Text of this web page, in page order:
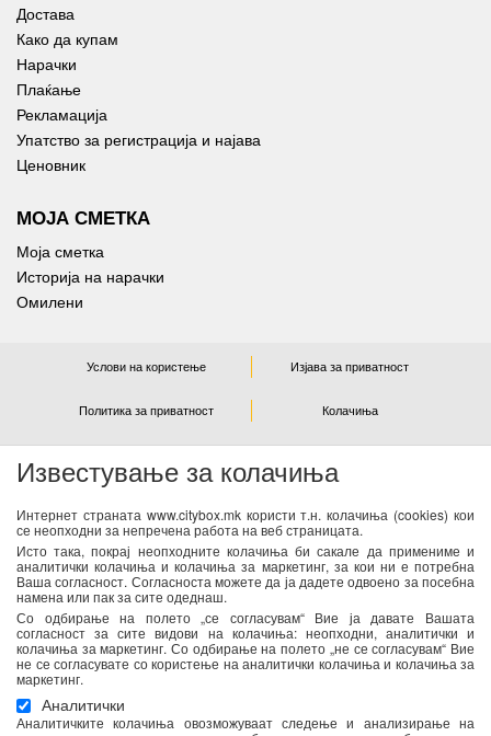
Известување за колачиња
Интернет страната www.citybox.mk користи т.н. колачиња (cookies) кои
се неопходни за непречена работа на веб страницата.
Исто така, покрај неопходните колачиња би сакале да примениме и
аналитички колачиња и колачиња за маркетинг, за кои ни е потребна
Ваша согласност. Согласноста можете да ја дадете одвоено за посебна
намена или пак за сите одеднаш.
Со одбирање на полето „се согласувам“ Вие ја давате Вашата
согласност за сите видови на колачиња: неопходни, аналитички и
колачиња за маркетинг. Со одбирање на полето „не се согласувам“ Вие
не се согласувате со користење на аналитички колачиња и колачиња за
маркетинг.
Аналитички
Аналитичките колачиња овозможуваат следење и анализирање на
Достава
Како да купам
Нарачки
Плаќање
Рекламација
Упатство за регистрација и најава
Ценовник
МОЈА СМЕТКА
Моја сметка
Историја на нарачки
Омилени
Услови на користење Изјава за приватност
Политика за приватност Колачиња
NEWSLETTER
Се согласувам дека Спорт М ги користи моите лични
податоци од оваа форма за директен маркетинг
(информирање за новости и специјални понуди) преку е-
пошта. Податоците ќе бидат обработени во согласност со
важечките закони со кои се регулира заштитата на личните
податоци. Можете да ја повлечете Вашата согласност во
секое време. Повеќе информации се достапнитука